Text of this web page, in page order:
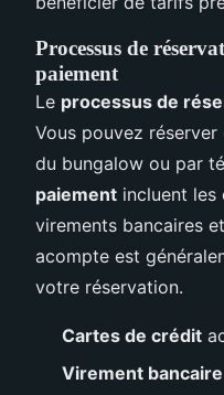
Processus de
paiement
Le processus de
Vous pouvez
du bungalow ou par
paiement incluent
virements bancaires
acompte est
votre réservation.
Cartes de crédit
Virement bancaire